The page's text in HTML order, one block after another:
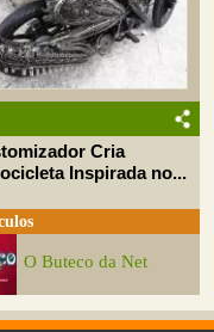
Cria
Inspirada no...
O Buteco da Net